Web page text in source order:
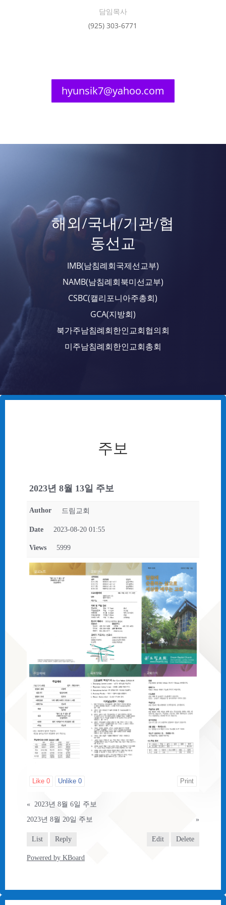
담임목사
(925) 303-6771
hyunsik7@yahoo.com
해외/국내/기관/협
동선교
IMB(남침례회국제선교부)
NAMB(남침례회북미선교부)
CSBC(캘리포니아주총회)
GCA(지방회)
북가주남침례회한인교회협의회
미주남침례회한인교회총회
주보